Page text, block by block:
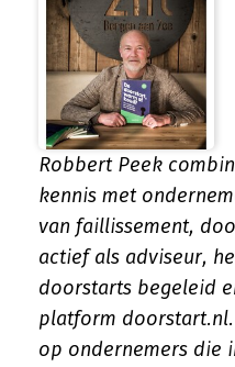
Robbert Peek
kennis met
van faillissement,
actief als adviseur,
doorstarts begeleid
platform
op ondernemers die